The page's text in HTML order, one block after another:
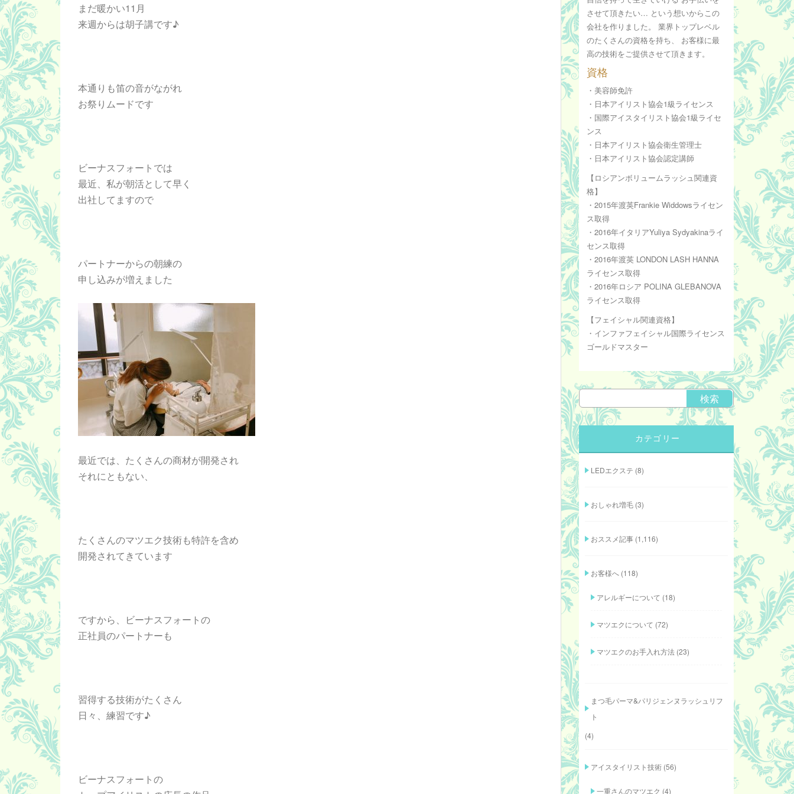
まだ暖かい11月
来週からは胡子講です♪
本通りも笛の音がながれ
お祭りムードです
ビーナスフォートでは
最近、私が朝活として早く
出社してますので
パートナーからの朝練の
申し込みが増えました
最近では、たくさんの商材が開発され
それにともない、
たくさんのマツエク技術も特許を含め
開発されてきています
ですから、ビーナスフォートの
正社員のパートナーも
習得する技術がたくさん
日々、練習です♪
ビーナスフォートの
させて頂きたい… という想いからこの
会社を作りました。 業界トップレベル
のたくさんの資格を持ち、 お客様に最
高の技術をご提供させて頂きます。
資格
・美容師免許
・日本アイリスト協会1級ライセンス
・国際アイスタイリスト協会1級ライセ
ンス
・日本アイリスト協会衛生管理士
・日本アイリスト協会認定講師
【ロシアンボリュームラッシュ関連資
格】
・2015年渡英Frankie Widdowsライセン
ス取得
・2016年イタリアYuliya Sydyakinaライ
センス取得
・2016年渡英 LONDON LASH HANNA
ライセンス取得
・2016年ロシア POLINA GLEBANOVA
ライセンス取得
【フェイシャル関連資格】
・インファフェイシャル国際ライセンス
ゴールドマスター
カテゴリー
LEDエクステ (8)
おしゃれ増毛(3)
おススメ記事(1,116)
お客様へ(118)
アレルギーについて (18)
マツエクについて (72)
マツエクのお手入れ方法(23)
まつ毛パーマ&パリジェンヌラッシュリフ
ト
(4)
アイスタイリスト技術(56)
一重さんのマツエク (4)